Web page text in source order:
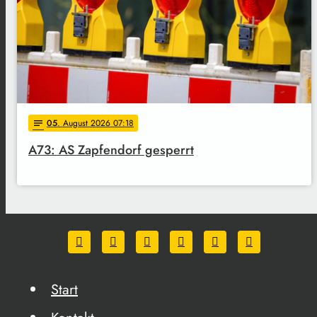
notes 05. August 2026 07:18
A73: AS Zapfendorf gesperrt
Start